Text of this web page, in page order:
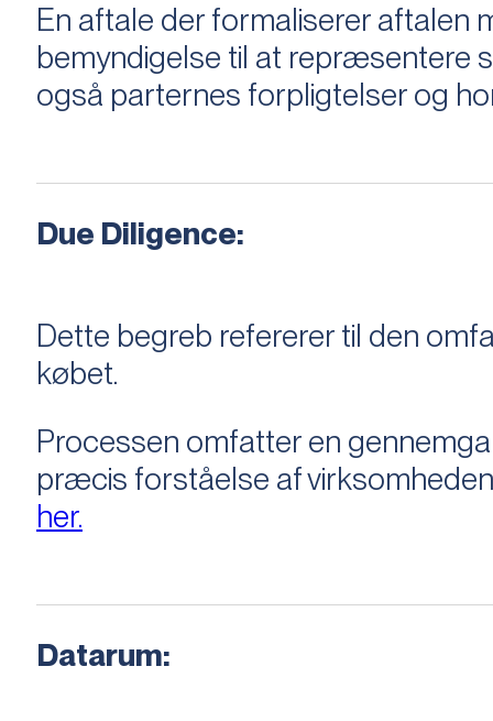
En aftale der formaliserer
bemyndigelse til at repræsentere
også parternes forpligtelser og
Due Diligence:
Dette begreb refererer til den
købet.
Processen omfatter en
præcis forståelse af
her.
Datarum: